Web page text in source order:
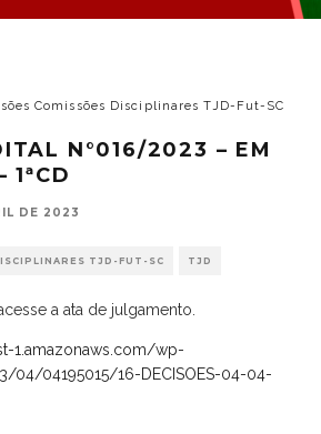
Comissões Disciplinares TJD-Fut-SC
N°016/2023 – EM
DE 2023
TJD-FUT-SC TJD
a ata de julgamento.
1.amazonaws.com/wp-
04195015/16-DECISOES-04-04-